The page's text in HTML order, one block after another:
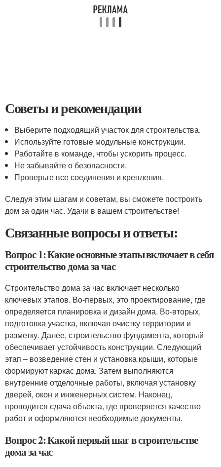
Советы и рекомендации
Выберите подходящий участок для строительства.
Используйте готовые модульные конструкции.
Работайте в команде, чтобы ускорить процесс.
Не забывайте о безопасности.
Проверьте все соединения и крепления.
Следуя этим шагам и советам, вы сможете построить
дом за один час. Удачи в вашем строительстве!
Связанные вопросы и ответы:
Вопрос 1: Какие основные этапы включает в себя
строительство дома за час
Строительство дома за час включает несколько
ключевых этапов. Во-первых, это проектирование, где
определяется планировка и дизайн дома. Во-вторых,
подготовка участка, включая очистку территории и
разметку. Далее, строительство фундамента, который
обеспечивает устойчивость конструкции. Следующий
этап – возведение стен и установка крыши, которые
формируют каркас дома. Затем выполняются
внутренние отделочные работы, включая установку
дверей, окон и инженерных систем. Наконец,
проводится сдача объекта, где проверяется качество
работ и оформляются необходимые документы.
Вопрос 2: Какой первый шаг в строительстве
дома за час